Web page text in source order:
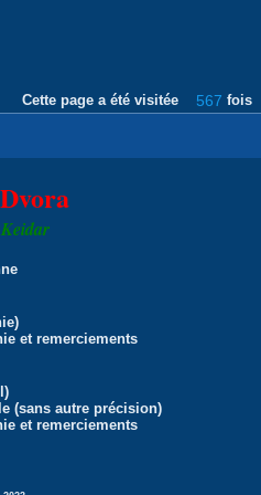
Cette page a été visitée 567 fois
et remerciements
(sans autre précision)
et remerciements